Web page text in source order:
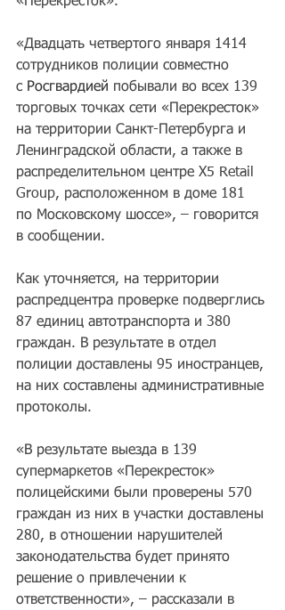
«Двадцать четвертого января 1414
сотрудников полиции совместно
с Росгвардией побывали во всех 139
торговых точках сети «Перекресток»
на территории Санкт-Петербурга и
Ленинградской области, а также в
распределительном центре X5 Retail
Group, расположенном в доме 181
по Московскому шоссе», – говорится
в сообщении.
Как уточняется, на территории
распредцентра проверке подверглись
87 единиц автотранспорта и 380
граждан. В результате в отдел
полиции доставлены 95 иностранцев,
на них составлены административные
протоколы.
«В результате выезда в 139
супермаркетов «Перекресток»
полицейскими были проверены 570
граждан из них в участки доставлены
280, в отношении нарушителей
законодательства будет принято
решение о привлечении к
ответственности», – рассказали в